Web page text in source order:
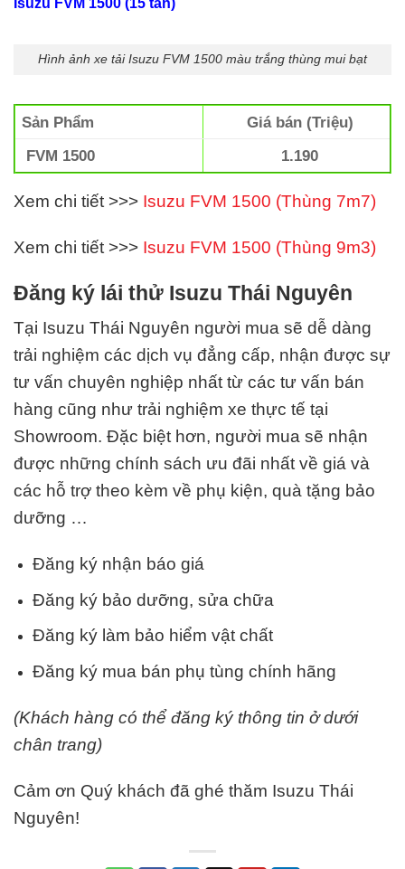
Hình ảnh xe tải Isuzu FVM 1500 màu trắng thùng mui bạt
Sản Phẩm
Giá bán (Triệu)
FVM 1500
1.190
Xem chi tiết >>> Isuzu FVM 1500 (Thùng 7m7)
Xem chi tiết >>> Isuzu FVM 1500 (Thùng 9m3)
Đăng ký lái thử Isuzu Thái Nguyên
Tại Isuzu Thái Nguyên người mua sẽ dễ dàng
trải nghiệm các dịch vụ đẳng cấp, nhận được sự
tư vấn chuyên nghiệp nhất từ các tư vấn bán
hàng cũng như trải nghiệm xe thực tế tại
Showroom. Đặc biệt hơn, người mua sẽ nhận
được những chính sách ưu đãi nhất về giá và
các hỗ trợ theo kèm về phụ kiện, quà tặng bảo
dưỡng …
Đăng ký nhận báo giá
Đăng ký bảo dưỡng, sửa chữa
Đăng ký làm bảo hiểm vật chất
Đăng ký mua bán phụ tùng chính hãng
(Khách hàng có thể đăng ký thông tin ở dưới
chân trang)
Cảm ơn Quý khách đã ghé thăm Isuzu Thái
Nguyên!